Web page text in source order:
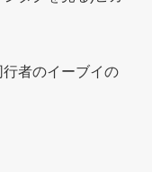
者のイーブイの